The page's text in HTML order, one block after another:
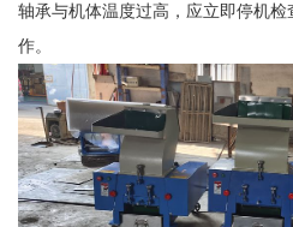
轴承与机体温度过高，应立即停机
作。